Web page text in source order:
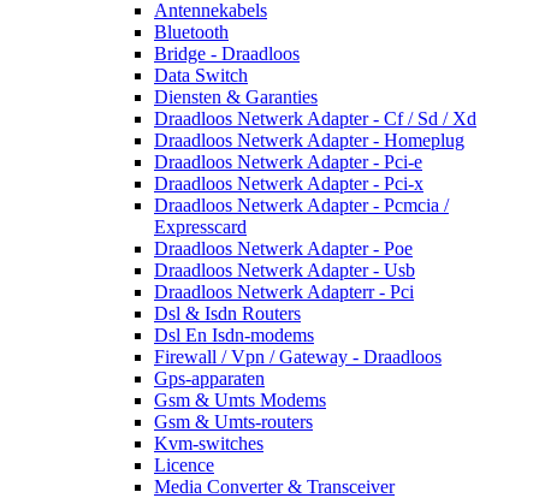
Antennekabels
Bluetooth
Bridge - Draadloos
Data Switch
Diensten & Garanties
Draadloos Netwerk Adapter - Cf / Sd / Xd
Draadloos Netwerk Adapter - Homeplug
Draadloos Netwerk Adapter - Pci-e
Draadloos Netwerk Adapter - Pci-x
Draadloos Netwerk Adapter - Pcmcia /
Expresscard
Draadloos Netwerk Adapter - Poe
Draadloos Netwerk Adapter - Usb
Draadloos Netwerk Adapterr - Pci
Dsl & Isdn Routers
Dsl En Isdn-modems
Firewall / Vpn / Gateway - Draadloos
Gps-apparaten
Gsm & Umts Modems
Gsm & Umts-routers
Kvm-switches
Licence
Media Converter & Transceiver